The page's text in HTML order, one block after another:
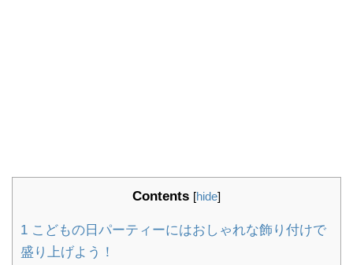
Contents [hide]
1 こどもの日パーティーにはおしゃれな飾り付けで
盛り上げよう！